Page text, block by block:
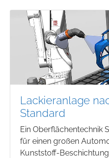
Lackieranlage
Standard
Ein Oberflächentechnik
für einen großen
Kunststoff-